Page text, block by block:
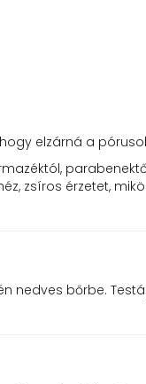
elzárná a
zsíros érzetet,
nedves bőrbe.